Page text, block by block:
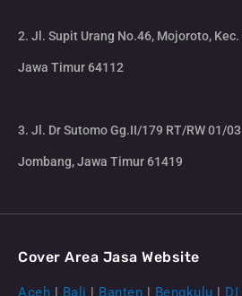
2. Jl. Supit Urang No.46, Mojoroto,
Jawa Timur 64112
3. Jl. Dr Sutomo Gg.II/179 RT/RW 01/
Jombang, Jawa Timur 61419
Cover Area Jasa Website
Aceh | Bali | Banten | Bengkulu |